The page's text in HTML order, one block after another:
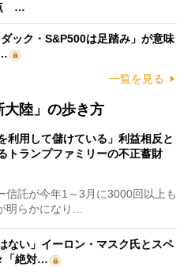
点 …
ック・S&P500は足踏み」が意味
一覧を見る
大陸」の歩き方
利用して儲けている」利益相反と
トランプファミリーの不正蓄財
託が今年1～3月に3000回以上も
明らかになり…
ない」イーロン・マスク氏とスペ
「絶対…